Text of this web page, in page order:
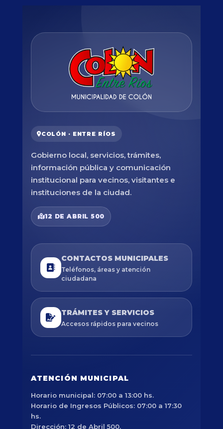
COLÓN · ENTRE RÍOS
Gobierno local, servicios, trámites,
información pública y comunicación
institucional para vecinos, visitantes e
instituciones de la ciudad.
12 DE ABRIL 500
CONTACTOS MUNICIPALES
Teléfonos, áreas y atención
ciudadana
TRÁMITES Y SERVICIOS
Accesos rápidos para vecinos
ATENCIÓN MUNICIPAL
Horario municipal: 07:00 a 13:00 hs.
Horario de Ingresos Públicos: 07:00 a 17:30
hs.
Dirección: 12 de Abril 500.